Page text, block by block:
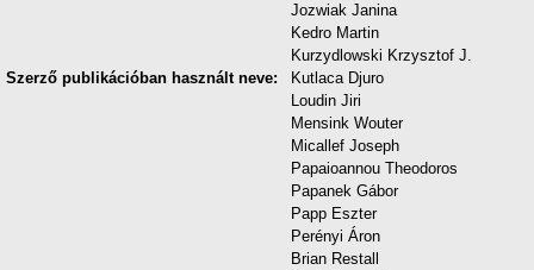
Szerző publikációban használt neve:
Jozwiak Janina
Kedro Martin
Kurzydlowski Krzysztof J.
Kutlaca Djuro
Loudin Jiri
Mensink Wouter
Micallef Joseph
Papaioannou Theodoros
Papanek Gábor
Papp Eszter
Perényi Áron
Brian Restall